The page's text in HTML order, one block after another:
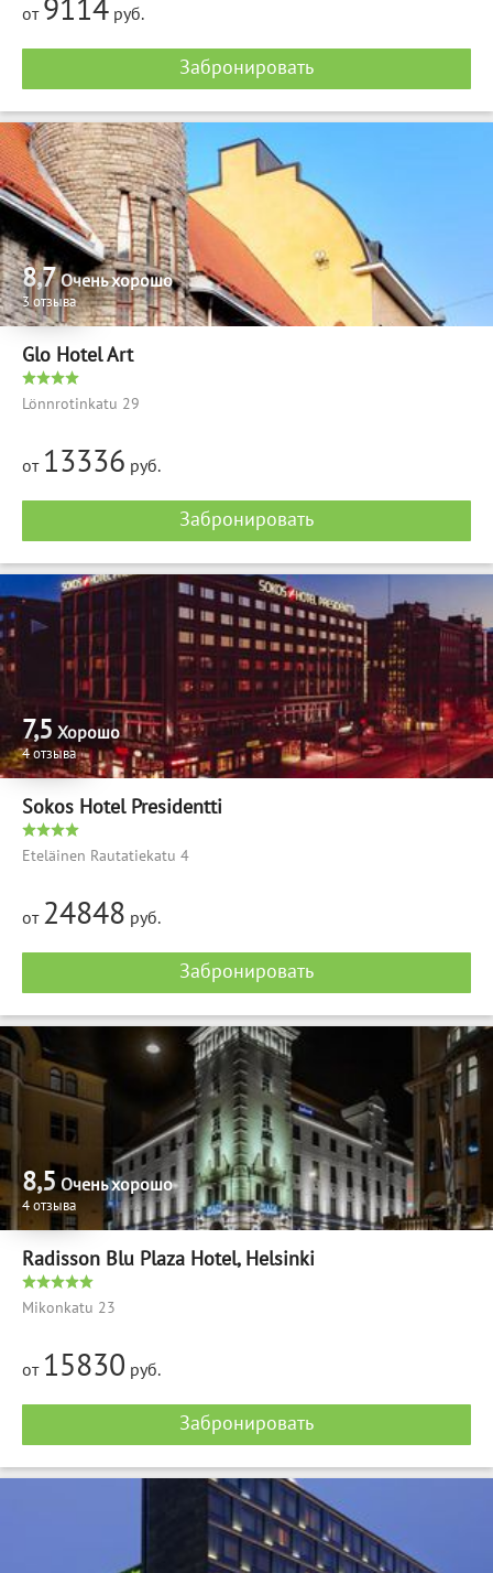
от 9114 руб.
Забронировать
Glo Hotel Art
Lönnrotinkatu 29
от 13336 руб.
Забронировать
8,7Очень хорошо
3 отзыва
Sokos Hotel Presidentti
Eteläinen Rautatiekatu 4
от 24848 руб.
Забронировать
7,5 Хорошо
4 отзыва
Radisson Blu Plaza Hotel, Helsinki
Mikonkatu 23
от 15830 руб.
Забронировать
8,5 Очень хорошо
4 отзыва